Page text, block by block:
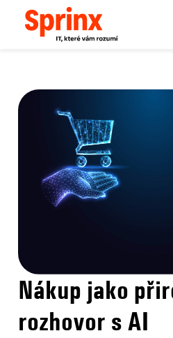
Sprinx.com
Nákup jako
Nákup jako
rozhovor s AI